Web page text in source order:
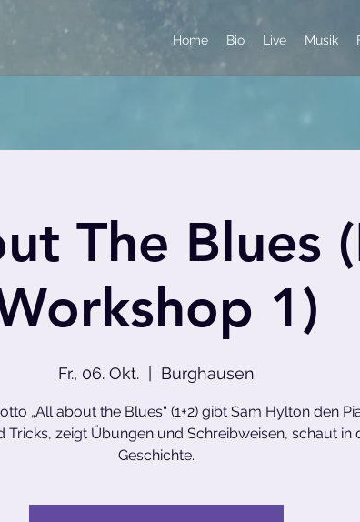
Home Bio Live Musik
The Blues
1)
Fr., 06. Okt. Burghausen
„All about the Blues“ (1+2) gibt Sam Hylton den
Tricks, zeigt Übungen und Schreibweisen, schaut in
Geschichte.